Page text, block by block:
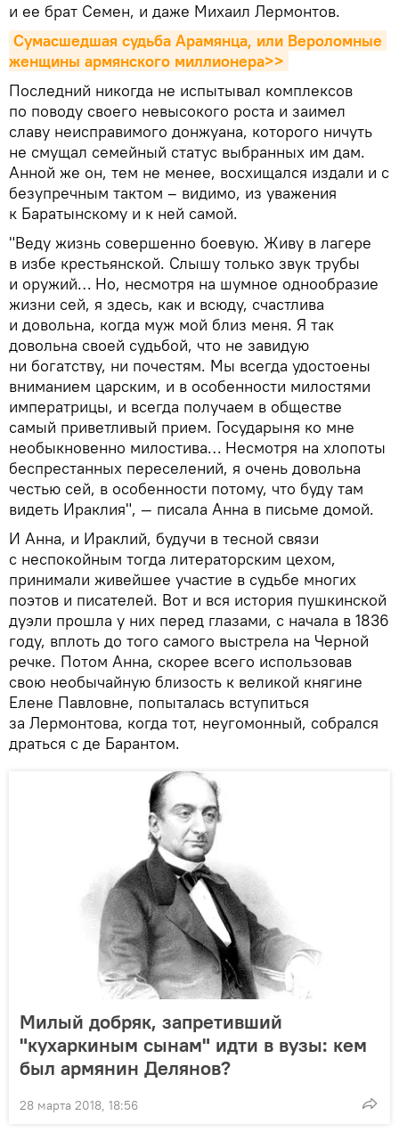
и ее брат Семен, и даже Михаил Лермонтов.
Сумасшедшая судьба Арамянца, или Вероломные
женщины армянского миллионера>>
Последний никогда не испытывал комплексов
по поводу своего невысокого роста и заимел
славу неисправимого донжуана, которого ничуть
не смущал семейный статус выбранных им дам.
Анной же он, тем не менее, восхищался издали и с
безупречным тактом – видимо, из уважения
к Баратынскому и к ней самой.
"Веду жизнь совершенно боевую. Живу в лагере
в избе крестьянской. Слышу только звук трубы
и оружий… Но, несмотря на шумное однообразие
жизни сей, я здесь, как и всюду, счастлива
и довольна, когда муж мой близ меня. Я так
довольна своей судьбой, что не завидую
ни богатству, ни почестям. Мы всегда удостоены
вниманием царским, и в особенности милостями
императрицы, и всегда получаем в обществе
самый приветливый прием. Государыня ко мне
необыкновенно милостива… Несмотря на хлопоты
беспрестанных переселений, я очень довольна
честью сей, в особенности потому, что буду там
видеть Ираклия", — писала Анна в письме домой.
И Анна, и Ираклий, будучи в тесной связи
с неспокойным тогда литераторским цехом,
принимали живейшее участие в судьбе многих
поэтов и писателей. Вот и вся история пушкинской
дуэли прошла у них перед глазами, с начала в 1836
году, вплоть до того самого выстрела на Черной
речке. Потом Анна, скорее всего использовав
свою необычайную близость к великой княгине
Елене Павловне, попыталась вступиться
за Лермонтова, когда тот, неугомонный, собрался
драться с де Барантом.
Милый добряк, запретивший
"кухаркиным сынам" идти в вузы: кем
был армянин Делянов?
28 марта 2018, 18:56